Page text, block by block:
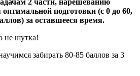
2 части, нарешеванию
подготовки (с 0 до 60,
за оставшееся время.
не шутка!
забирать 80-85 баллов за 3